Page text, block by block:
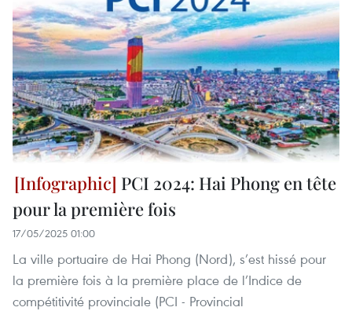
PCI 2024: Hai Phong en tête
pour la première fois
17/05/2025 01:00
La ville portuaire de Hai Phong (Nord), s’est hissé pour
la première fois à la première place de l’Indice de
compétitivité provinciale (PCI - Provincial